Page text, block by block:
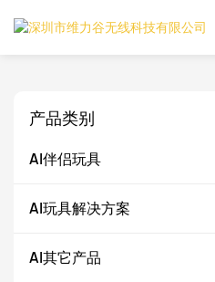
产品类别
AI伴侣玩具
AI玩具解决方案
AI其它产品